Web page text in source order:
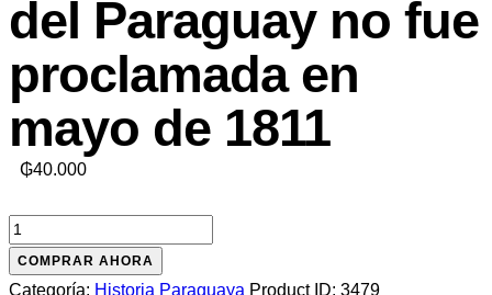
del Paraguay no fue
proclamada en
mayo de 1811
₲40.000
La
Independencia
del
COMPRAR AHORA
Categoría: Historia Paraguaya Product ID: 3479